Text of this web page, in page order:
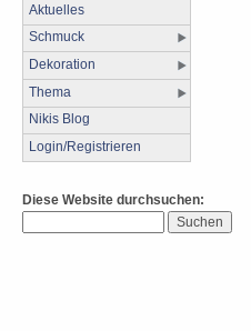
Aktuelles
Schmuck
Dekoration
Thema
Nikis Blog
Login/Registrieren
Diese Website durchsuchen: